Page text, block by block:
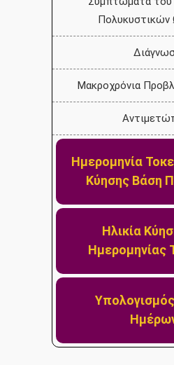
Μακροχρόνια
Ημερομηνία
Κύησης Βάση
Ηλικία
Ημερομηνίας